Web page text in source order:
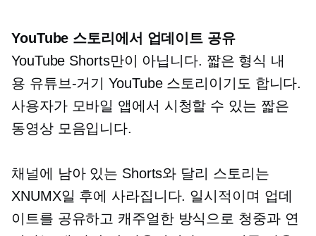
YouTube 스토리에서 업데이트 공유
YouTube Shorts만이 아닙니다. 짧은 형식 내
용 유튜브-거기
YouTube 스토리이기도 합니다.
사용자가 모바일 앱에서 시청할 수 있는 짧은
동영상 모음입니다.
채널에 남아 있는 Shorts와 달리 스토리는
XNUMX일 후에 사라집니다. 일시적이며 업데
이트를 공유하고 캐주얼한 방식으로 청중과 연